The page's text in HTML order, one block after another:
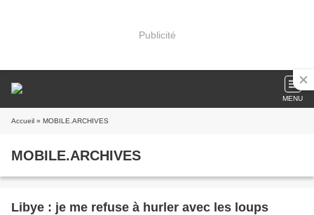
Publicité
MENU
Accueil » MOBILE.ARCHIVES
MOBILE.ARCHIVES
Libye : je me refuse à hurler avec les loups